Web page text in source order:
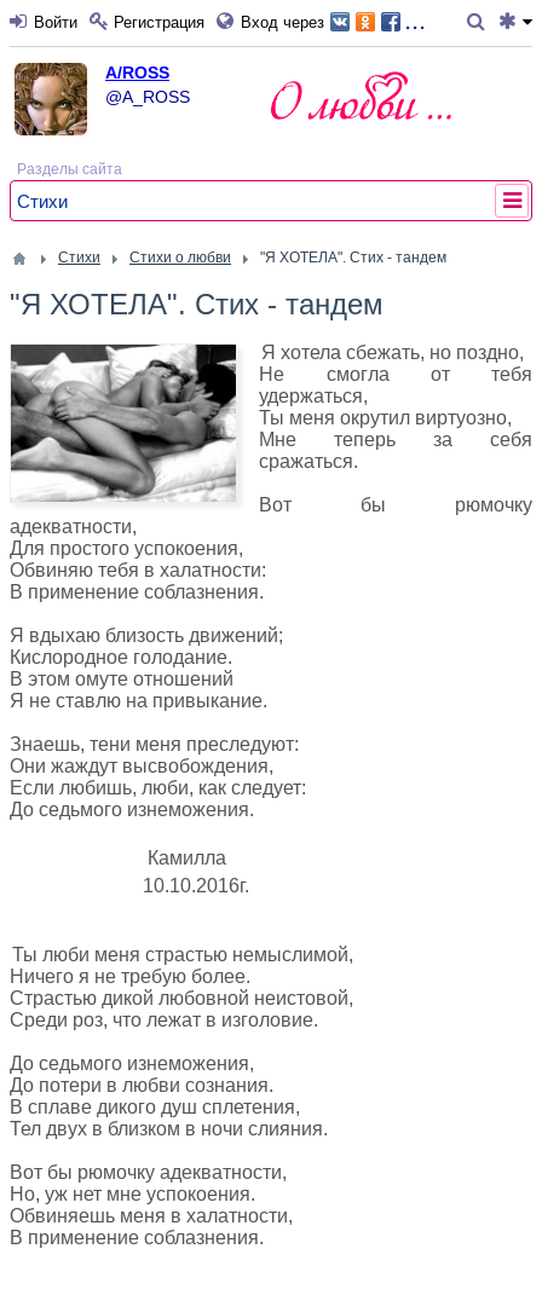
Войти Регистрация Вход через ...
A/ROSS
@A_ROSS
Разделы сайта
Стихи
Стихи Стихи о любви "Я ХОТЕЛА". Стих - тандем
"Я ХОТЕЛА". Стих - тандем
Я хотела сбежать, но поздно,
Не смогла от тебя
удержаться,
Ты меня окрутил виртуозно,
Мне теперь за себя
сражаться.
Вот бы рюмочку
адекватности,
Для простого успокоения,
Обвиняю тебя в халатности:
В применение соблазнения.
Я вдыхаю близость движений;
Кислородное голодание.
В этом омуте отношений
Я не ставлю на привыкание.
Знаешь, тени меня преследуют:
Они жаждут высвобождения,
Если любишь, люби, как следует:
До седьмого изнеможения.
Камилла
10.10.2016г.
Ты люби меня страстью немыслимой,
Ничего я не требую более.
Страстью дикой любовной неистовой,
Среди роз, что лежат в изголовие.
До седьмого изнеможения,
До потери в любви сознания.
В сплаве дикого душ сплетения,
Тел двух в близком в ночи слияния.
Вот бы рюмочку адекватности,
Но, уж нет мне успокоения.
Обвиняешь меня в халатности,
В применение соблазнения.